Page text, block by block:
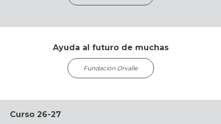
Ayuda al futuro de muchas
Fundación Orvalle
Curso 26-27